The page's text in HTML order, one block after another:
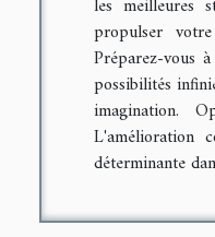
les meilleures
propulser
Préparez-vous
possibilités
imagination.
L'amélioration
déterminante